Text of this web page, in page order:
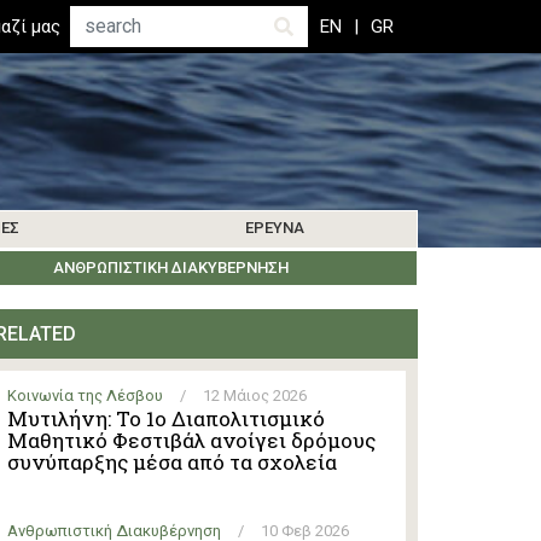
μας Αναζήτηση EN GR
ΕΚΔΗΛΏΣΕΙΣ
ΑΝΘΡΩΠΙΣΤΙΚΉ ΔΙΑΚΥΒΈΡΝΗΣΗ
ΚΟΙΝΩΝΊΑ ΤΗΣ ΛΈΡΟΥ ΆΛΛΑ ΝΗΣΙΆ
ΈΡΕΥΝΑ
ΒΙΒΛΙΟΓΡΑΦΊΑ ΕΝΗΜΕΡΏΣΕΙΣ ΈΡΕΥΝΑΣ
Κοινωνία της Λέσβου / 12 Μάιος 2026
Μυτιλήνη: Το 1ο Διαπολιτισμικό
Μαθητικό Φεστιβάλ ανοίγει δρόμους
συνύπαρξης μέσα από τα σχολεία
Ανθρωπιστική Διακυβέρνηση / 10 Φεβ 2026